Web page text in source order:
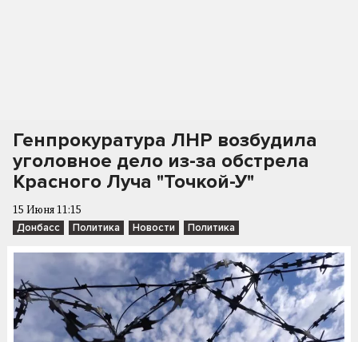
Генпрокуратура ЛНР возбудила
уголовное дело из-за обстрела
Красного Луча "Точкой-У"
15 Июня 11:15
Донбасс Политика Новости Политика